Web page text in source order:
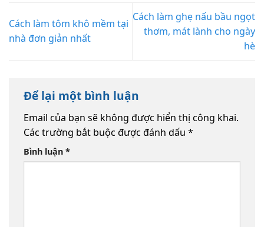
Cách làm tôm khô mềm tại
nhà đơn giản nhất
Cách làm ghẹ nấu bầu ngọt
thơm, mát lành cho ngày
hè
Để lại một bình luận
Email của bạn sẽ không được hiển thị công khai.
Các trường bắt buộc được đánh dấu *
Bình luận *